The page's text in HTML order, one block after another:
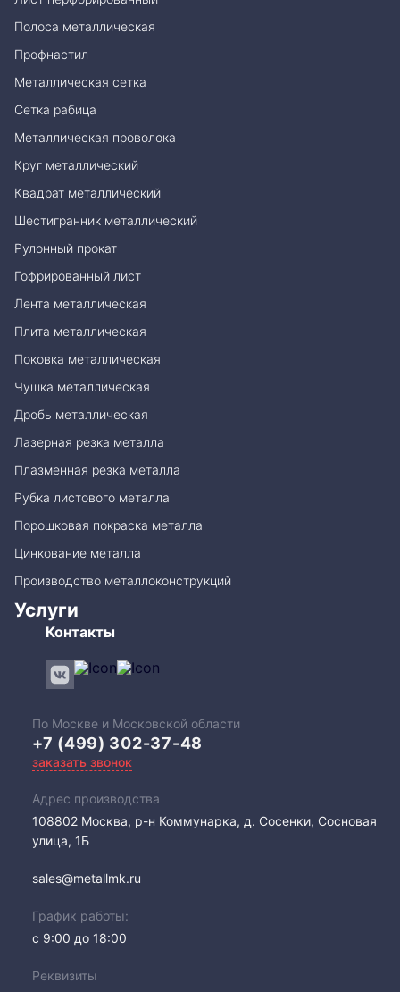
Полоса металлическая
Профнастил
Металлическая сетка
Сетка рабица
Металлическая проволока
Круг металлический
Квадрат металлический
Шестигранник металлический
Рулонный прокат
Гофрированный лист
Лента металлическая
Плита металлическая
Поковка металлическая
Чушка металлическая
Дробь металлическая
Лазерная резка металла
Плазменная резка металла
Рубка листового металла
Порошковая покраска металла
Цинкование металла
Производство металлоконструкций
Услуги
Контакты
По Москве и Московской области
+7 (499) 302-37-48
заказать звонок
Адрес производства
108802​ Москва, р-н Коммунарка, д. Сосенки, Сосновая
улица, 1Б
sales@metallmk.ru
График работы:
с 9:00 до 18:00
Реквизиты